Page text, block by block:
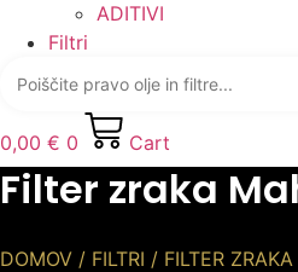
ADITIVI
Filtri
0,00 € 0 Cart
Filter zraka
DOMOV / FILTRI / FILTER ZRAKA